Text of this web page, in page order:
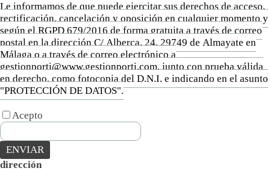
Le informamos de que puede ejercitar sus derechos de acceso,
rectificación, cancelación y oposición en cualquier momento y
según el RGPD 679/2016 de forma gratuita a través de correo
postal en la dirección C/ Alberca, 24, 29749 de Almayate en
Málaga o a través de correo electrónico a
gestionporti@www.gestionporti.com, junto con prueba válida
en derecho, como fotocopia del D.N.I. e indicando en el asunto
"PROTECCIÓN DE DATOS".
Acepto
dirección